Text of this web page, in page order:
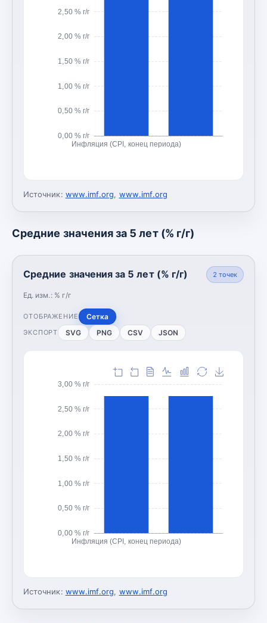
0,00 % г/г
0,50 % г/г
1,00 % г/г
1,50 % г/г
2,00 % г/г
2,50 % г/г
Инфляция (CPI, конец периода)
Источник: www.imf.org, www.imf.org
Средние значения за 5 лет (% г/г)
Средние значения за 5 лет (% г/г)
Ед. изм.: % г/г
2 точек
ОТОБРАЖЕНИЕ Сетка
ЭКСПОРТ SVG PNG CSV JSON
0,00 % г/г
0,50 % г/г
1,00 % г/г
1,50 % г/г
2,00 % г/г
2,50 % г/г
3,00 % г/г
Инфляция (CPI, конец периода)
Источник: www.imf.org, www.imf.org